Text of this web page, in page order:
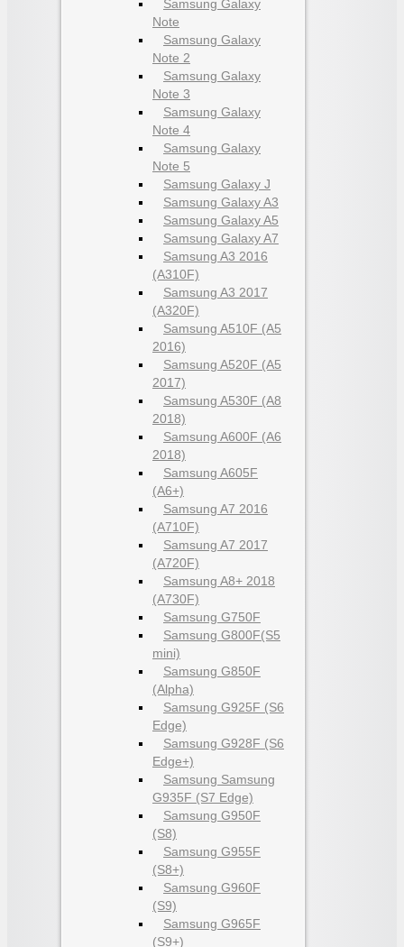
Samsung Galaxy
Note
Samsung Galaxy
Note 2
Samsung Galaxy
Note 3
Samsung Galaxy
Note 4
Samsung Galaxy
Note 5
Samsung Galaxy J
Samsung Galaxy A3
Samsung Galaxy A5
Samsung Galaxy A7
Samsung A3 2016
(A310F)
Samsung A3 2017
(A320F)
Samsung A510F (A5
2016)
Samsung A520F (A5
2017)
Samsung A530F (A8
2018)
Samsung A600F (A6
2018)
Samsung A605F
(A6+)
Samsung A7 2016
(A710F)
Samsung A7 2017
(A720F)
Samsung A8+ 2018
(A730F)
Samsung G750F
Samsung G800F(S5
mini)
Samsung G850F
(Alpha)
Samsung G925F (S6
Edge)
Samsung G928F (S6
Edge+)
Samsung Samsung
G935F (S7 Edge)
Samsung G950F
(S8)
Samsung G955F
(S8+)
Samsung G960F
(S9)
Samsung G965F
(S9+)